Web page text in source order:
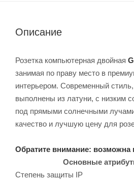
Описание
Розетка компьютерная двойная
занимая по праву место в
интерьером. Современный
выполнены из латуни, с низким
под прямыми солнечными
качество и лучшую цену для
Обратите внимание:
Основные
Степень защиты IP